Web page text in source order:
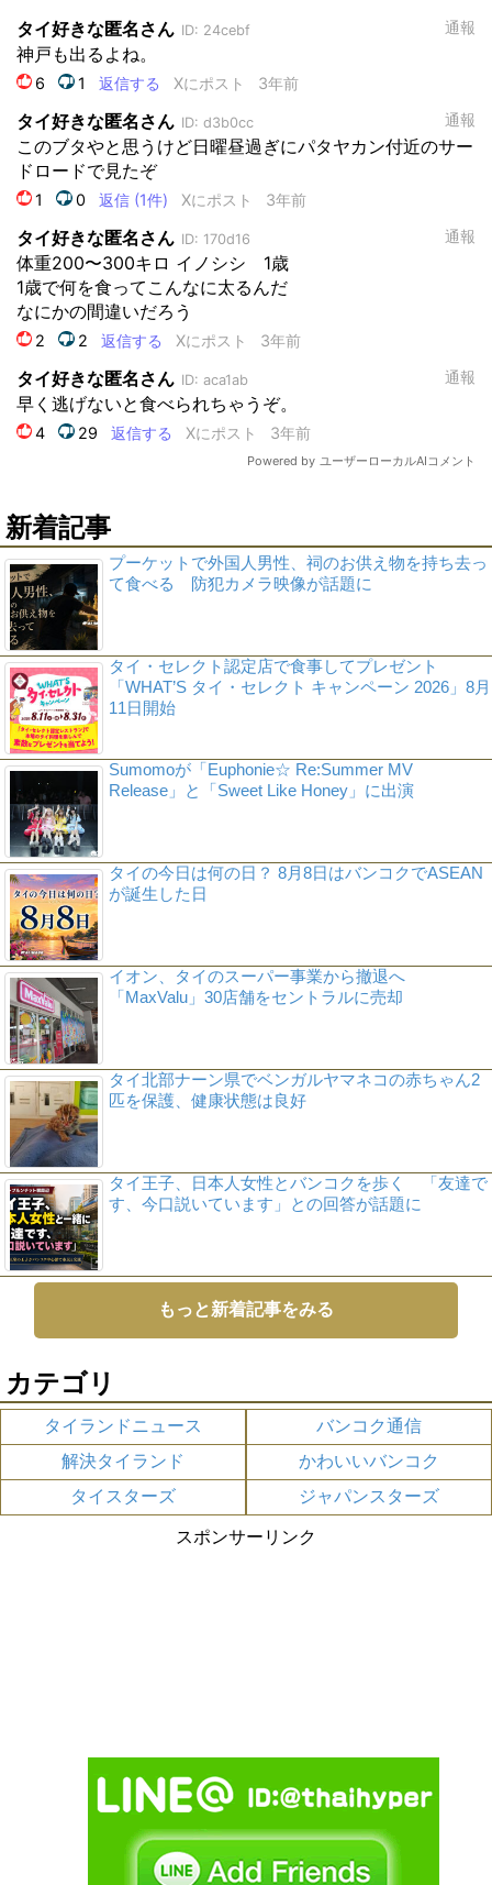
新着記事
プーケットで外国人男性、祠のお供え物を持ち去っ
て食べる 防犯カメラ映像が話題に
タイ・セレクト認定店で食事してプレゼント
「WHAT’S タイ・セレクト キャンペーン 2026」8月
11日開始
Sumomoが「Euphonie☆ Re:Summer MV
Release」と「Sweet Like Honey」に出演
タイの今日は何の日？ 8月8日はバンコクでASEAN
が誕生した日
イオン、タイのスーパー事業から撤退へ
「MaxValu」30店舗をセントラルに売却
タイ北部ナーン県でベンガルヤマネコの赤ちゃん2
匹を保護、健康状態は良好
タイ王子、日本人女性とバンコクを歩く 「友達で
す、今口説いています」との回答が話題に
もっと新着記事をみる
カテゴリ
タイランドニュース
バンコク通信
解決タイランド
かわいいバンコク
タイスターズ
ジャパンスターズ
スポンサーリンク